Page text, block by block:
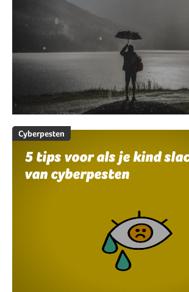
Cyberpesten
5 tips voor als je kind
van cyberpesten